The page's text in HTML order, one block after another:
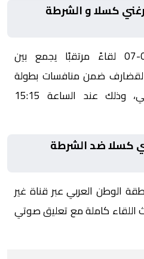
كسلا و الشرطة
يستضيف اليوم 2026-01-07 لقاءً مرتقبًا يجمع بين
ضمن منافسات بطولة
السودان, الدوري السوداني، وذلك عند الساعة 15:15
كسلا ضد الشرطة
الوطن العربي عبر قناة غير
اللقاء كاملة مع تعليق صوتي